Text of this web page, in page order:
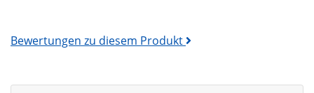
Bewertungen zu diesem Produkt